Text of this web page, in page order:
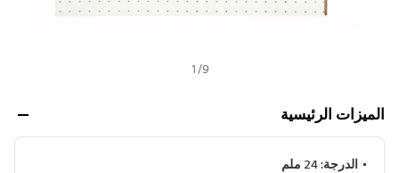
1 /9
الميزات الرئيسية
الدرجة: 24 ملم